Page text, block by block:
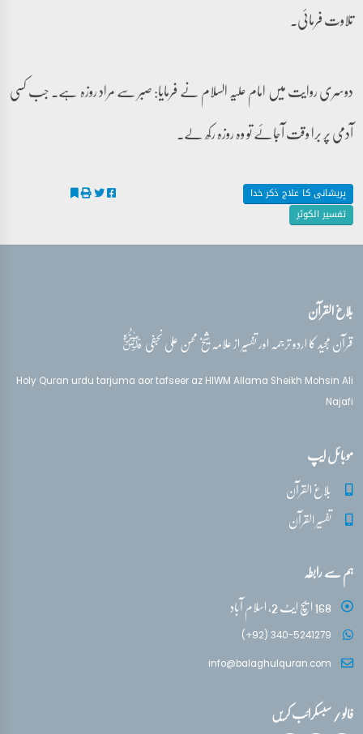
تلاوت فرمائی۔
دوسری روایت میں امام علیہ السلام نے فرمایا: صبر سے مراد روزہ ہے۔ جب کسی
آدمی پر برا وقت آجائے تو وہ روزہ رکھ لے۔
پریشانی کا علاج ذکر خدا
تفسیر الکوثر
بلاغ القرآن
قرآن مجید کا اردو ترجمہ اور تفسیر از علامہ شیخ محسن علی نجفیقدس‌سره
Holy Quran urdu tarjuma aor tafseer az HIWM Allama Sheikh Mohsin Ali
Najafi
موبائل ایپ
بلاغ القرآن
تفسیر القرآن
ہم سے رابطہ
168 ایچ ایٹ 2، اسلام آباد
(+92) 340-5241279
info@balaghulquran.com
فالو / سبسکرائب کریں